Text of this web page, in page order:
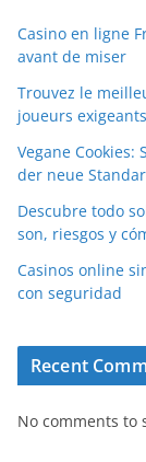
Casino en ligne
avant de miser
Trouvez le
joueurs exigeants
Vegane Cookies:
der neue
Descubre todo
son, riesgos y
Casinos online
con seguridad
Recent
No comments to